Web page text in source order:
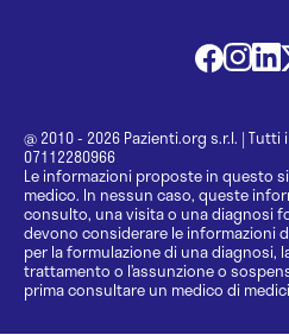
@ 2010 - 2026 Pazienti.org s.r.l. | Tutti
07112280966
Le informazioni proposte in questo
medico. In nessun caso, queste
consulto, una visita o una diagnosi
devono considerare le informazioni
per la formulazione di una diagnosi,
trattamento o l’assunzione o
prima consultare un medico di